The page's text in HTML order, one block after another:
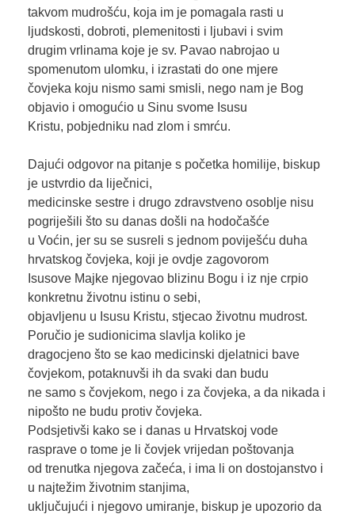
takvom mudrošću, koja im je pomagala rasti u
ljudskosti, dobroti, plemenitosti i ljubavi i svim
drugim vrlinama koje je sv. Pavao nabrojao u
spomenutom ulomku, i izrastati do one mjere
čovjeka koju nismo sami smisli, nego nam je Bog
objavio i omogućio u Sinu svome Isusu
Kristu, pobjedniku nad zlom i smrću.
Dajući odgovor na pitanje s početka homilije, biskup
je ustvrdio da liječnici,
medicinske sestre i drugo zdravstveno osoblje nisu
pogriješili što su danas došli na hodočašće
u Voćin, jer su se susreli s jednom poviješću duha
hrvatskog čovjeka, koji je ovdje zagovorom
Isusove Majke njegovao blizinu Bogu i iz nje crpio
konkretnu životnu istinu o sebi,
objavljenu u Isusu Kristu, stjecao životnu mudrost.
Poručio je sudionicima slavlja koliko je
dragocjeno što se kao medicinski djelatnici bave
čovjekom, potaknuvši ih da svaki dan budu
ne samo s čovjekom, nego i za čovjeka, a da nikada i
nipošto ne budu protiv čovjeka.
Podsjetivši kako se i danas u Hrvatskoj vode
rasprave o tome je li čovjek vrijedan poštovanja
od trenutka njegova začeća, i ima li on dostojanstvo i
u najtežim životnim stanjima,
uključujući i njegovo umiranje, biskup je upozorio da